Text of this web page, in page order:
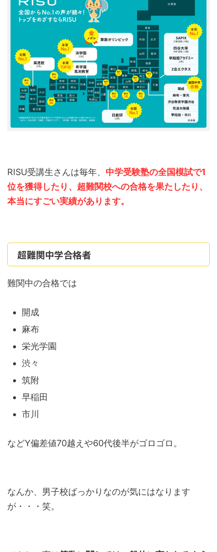
RISU受講生さんは毎年、 中学受験塾の全国模試で1
位を獲得したり、超難関校への合格を果たしたり、
本当にすごい実績があります。
超難関中学合格者
難関中の合格では
開成
麻布
栄光学園
渋々
筑附
早稲田
市川
などY偏差値70越えや60代後半がゴロゴロ。
なんか、男子校ばっかりなのが気にはなります
が・・・笑。